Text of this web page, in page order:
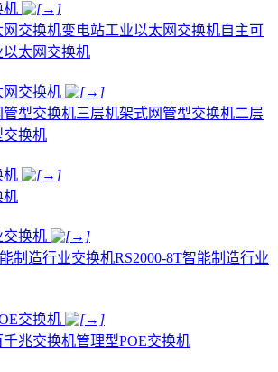
机
网交换机变电站工业以太网交换机自主可
太网交换机
网交换机
管型交换机三层机架式网管型交换机二层
交换机
机
机
交换机
制造行业交换机RS2000-8T智能制造行业
交换机
千兆交换机管理型POE交换机